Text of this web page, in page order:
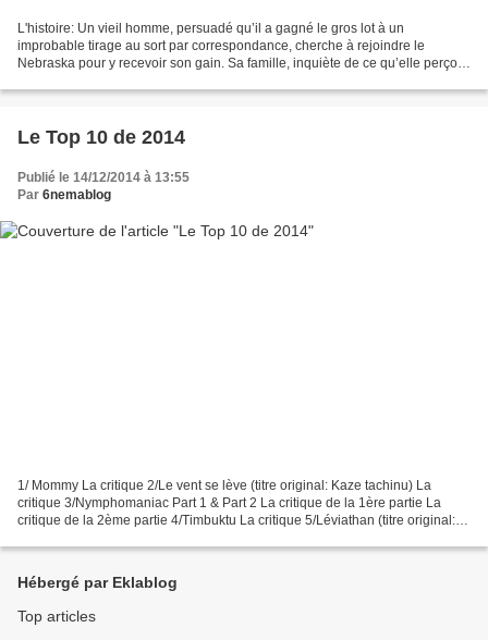
L'histoire: Un vieil homme, persuadé qu’il a gagné le gros lot à un
improbable tirage au sort par correspondance, cherche à rejoindre le
Nebraska pour y recevoir son gain. Sa famille, inquiète de ce qu’elle perçoit
Le Top 10 de 2014
Publié le 14/12/2014 à 13:55
Par 6nemablog
1/ Mommy La critique 2/Le vent se lève (titre original: Kaze tachinu) La
critique 3/Nymphomaniac Part 1 & Part 2 La critique de la 1ère partie La
critique de la 2ème partie 4/Timbuktu La critique 5/Léviathan (titre original:
Hébergé par Eklablog
Top articles